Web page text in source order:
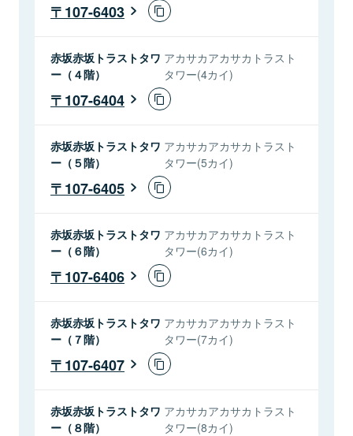
107-6403
赤坂赤坂トラストタワ
ー（４階）
アカサカアカサカトラスト
タワー(4カイ)
107-6404
赤坂赤坂トラストタワ
ー（５階）
アカサカアカサカトラスト
タワー(5カイ)
107-6405
赤坂赤坂トラストタワ
ー（６階）
アカサカアカサカトラスト
タワー(6カイ)
107-6406
赤坂赤坂トラストタワ
ー（７階）
アカサカアカサカトラスト
タワー(7カイ)
107-6407
赤坂赤坂トラストタワ
ー（８階）
アカサカアカサカトラスト
タワー(8カイ)